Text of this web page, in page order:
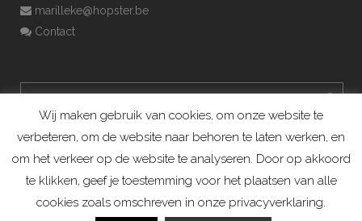
marilleke@hopster.be
Contact
Konijnenadviesbureau Hopster ©2019
Wij maken gebruik van cookies, om onze website te
verbeteren, om de website naar behoren te laten werken, en
om het verkeer op de website te analyseren. Door op akkoord
te klikken, geef je toestemming voor het plaatsen van alle
cookies zoals omschreven in onze privacyverklaring.